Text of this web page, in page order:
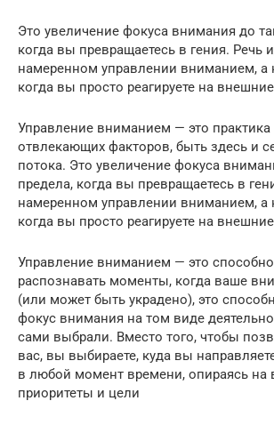
Это увеличение фокуса внимания до
когда вы превращаетесь в гения. Речь
намеренном управлении вниманием, а
когда вы просто реагируете на
Управление вниманием — это практика
отвлекающих факторов, быть здесь и
потока. Это увеличение фокуса
предела, когда вы превращаетесь в
намеренном управлении вниманием, а
когда вы просто реагируете на
Управление вниманием — это
распознавать моменты, когда ваше
(или может быть украдено), это
фокус внимания на том виде
сами выбрали. Вместо того, чтобы
вас, вы выбираете, куда вы
в любой момент времени, опираясь на
приоритеты и цели